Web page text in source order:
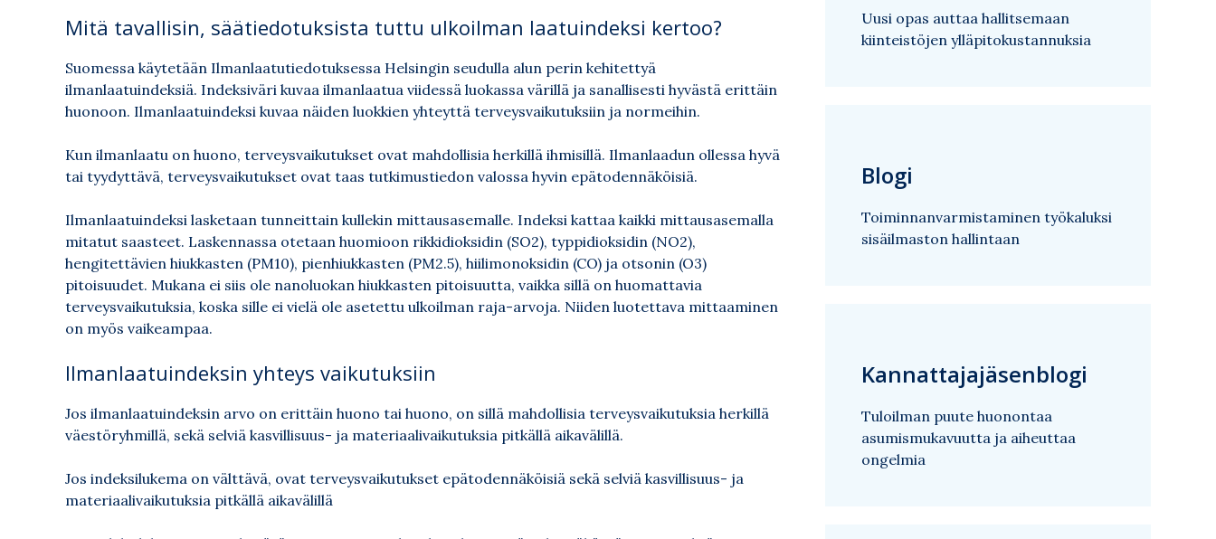
Mitä tavallisin, säätiedotuksista tuttu ulkoilman laatuindeksi kertoo?
Suomessa käytetään Ilmanlaatutiedotuksessa Helsingin seudulla alun perin kehitettyä
ilmanlaatuindeksiä. Indeksiväri kuvaa ilmanlaatua viidessä luokassa värillä ja sanallisesti hyvästä erittäin
huonoon. Ilmanlaatuindeksi kuvaa näiden luokkien yhteyttä terveysvaikutuksiin ja normeihin.
Kun ilmanlaatu on huono, terveysvaikutukset ovat mahdollisia herkillä ihmisillä. Ilmanlaadun ollessa hyvä
tai tyydyttävä, terveysvaikutukset ovat taas tutkimustiedon valossa hyvin epätodennäköisiä.
Ilmanlaatuindeksi lasketaan tunneittain kullekin mittausasemalle. Indeksi kattaa kaikki mittausasemalla
mitatut saasteet. Laskennassa otetaan huomioon rikkidioksidin (SO2), typpidioksidin (NO2),
hengitettävien hiukkasten (PM10), pienhiukkasten (PM2.5), hiilimonoksidin (CO) ja otsonin (O3)
pitoisuudet. Mukana ei siis ole nanoluokan hiukkasten pitoisuutta, vaikka sillä on huomattavia
terveysvaikutuksia, koska sille ei vielä ole asetettu ulkoilman raja-arvoja. Niiden luotettava mittaaminen
on myös vaikeampaa.
Ilmanlaatuindeksin yhteys vaikutuksiin
Jos ilmanlaatuindeksin arvo on erittäin huono tai huono, on sillä mahdollisia terveysvaikutuksia herkillä
väestöryhmillä, sekä selviä kasvillisuus- ja materiaalivaikutuksia pitkällä aikavälillä.
Jos indeksilukema on välttävä, ovat terveysvaikutukset epätodennäköisiä sekä selviä kasvillisuus- ja
materiaalivaikutuksia pitkällä aikavälillä
Uusi opas auttaa hallitsemaan
kiinteistöjen ylläpitokustannuksia
Blogi
Toiminnanvarmistaminen työkaluksi
sisäilmaston hallintaan
Kannattajajäsenblogi
Tuloilman puute huonontaa
asumismukavuutta ja aiheuttaa
ongelmia